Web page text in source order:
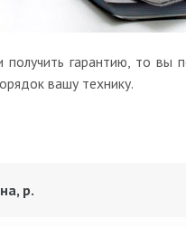
гарантию, то вы
вашу технику.
р.